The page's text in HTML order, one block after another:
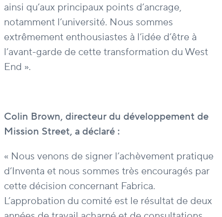
ainsi qu’aux principaux points d’ancrage,
notamment l’université. Nous sommes
extrêmement enthousiastes à l’idée d’être à
l’avant-garde de cette transformation du West
End ».
Colin Brown, directeur du développement de
Mission Street, a déclaré :
« Nous venons de signer l’achèvement pratique
d’Inventa et nous sommes très encouragés par
cette décision concernant Fabrica.
L’approbation du comité est le résultat de deux